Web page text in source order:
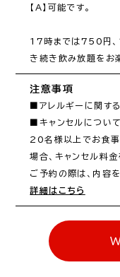
【A】可能です。
17時までは750円、
き続き飲み放題をお
注意事項
■アレルギーに関す
■キャンセルについて
20名様以上でお食事
場合、キャンセル料金
詳細はこちら